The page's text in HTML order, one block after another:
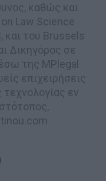
καθώς και
Law Science
και του Brussels
Δικηγόρος σε
της MPlegal
επιχειρήσεις
εν